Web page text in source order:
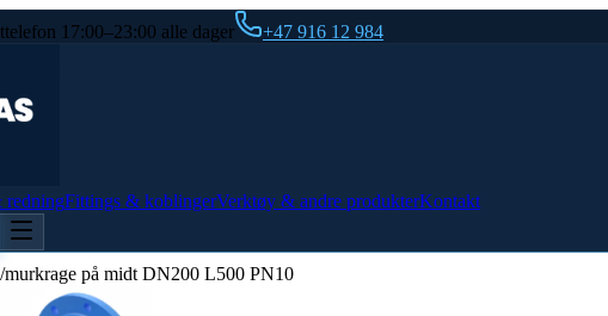
17:00–23:00 alle dager +47 916 12 984
redningFittings & koblingerVerktøy & andre produkterKontakt
murkrage på midt DN200 L500 PN10